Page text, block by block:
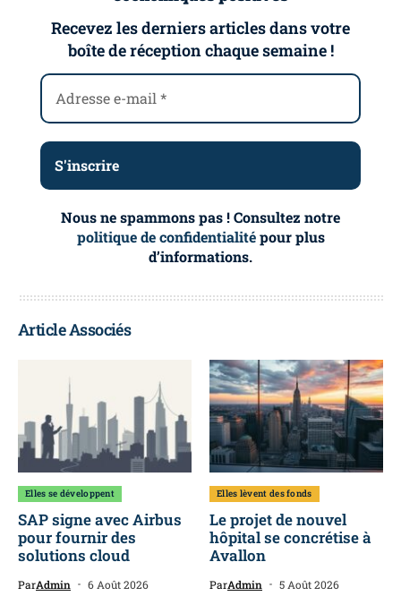
Recevez les derniers articles dans votre
boîte de réception chaque semaine !
Nous ne spammons pas ! Consultez notre
politique de confidentialitépour plus
d’informations.
Article Associés
Elles se développent
SAP signe avec Airbus
pour fournir des
solutions cloud
ParAdmin 6 Août 2026
Elles lèvent des fonds
Le projet de nouvel
hôpital se concrétise à
Avallon
ParAdmin 5 Août 2026